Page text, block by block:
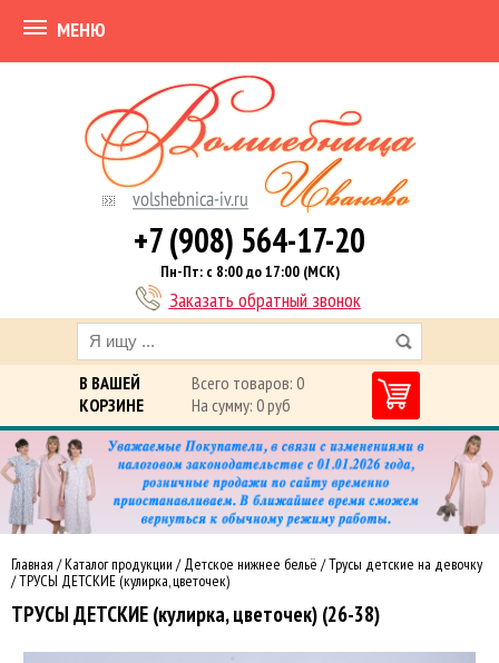
МЕНЮ
+7 (908) 564-17-20
Пн-Пт: с 8:00 до 17:00 (МСК)
Заказать обратный звонок
В ВАШЕЙ
КОРЗИНЕ
Всего товаров: 0
На сумму: 0 руб
Главная /Каталог продукции /Детское нижнее бельё /Трусы детские на девочку
/ТРУСЫ ДЕТСКИЕ (кулирка, цветочек)
ТРУСЫ ДЕТСКИЕ (кулирка, цветочек) (26-38)